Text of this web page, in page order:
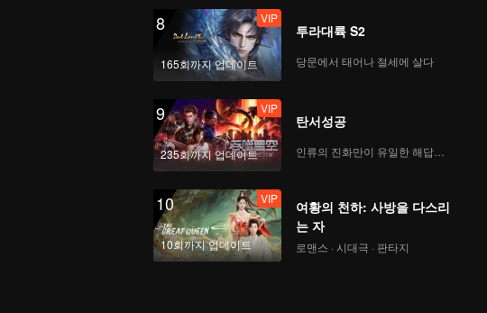
8
165회까지 업데이트
VIP
투라대륙 S2
당문에서 태어나 절세에 살다
9
235회까지 업데이트
VIP
탄서성공
인류의 진화만이 유일한 해답이다
10
10회까지 업데이트
VIP
여황의 천하: 사방을 다스리
는 자
로맨스 · 시대극 · 판타지